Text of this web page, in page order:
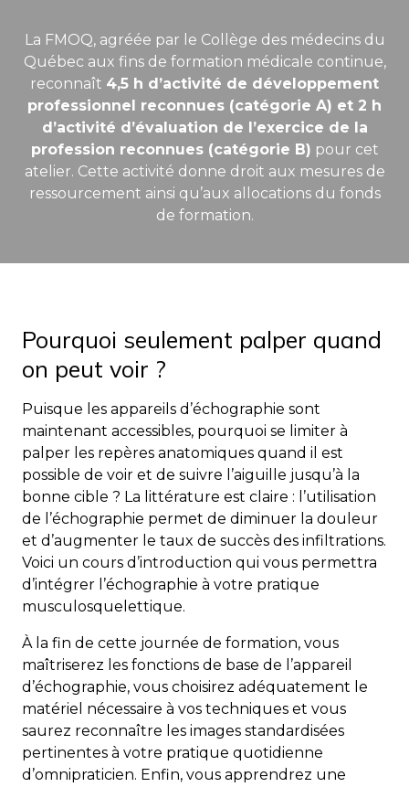
La FMOQ, agréée par le Collège des médecins du
Québec aux fins de formation médicale continue,
reconnaît 4,5 h d’activité de développement
professionnel reconnues (catégorie A) et 2 h
d’activité d’évaluation de l’exercice de la
profession reconnues (catégorie B) pour cet
atelier. Cette activité donne droit aux mesures de
ressourcement ainsi qu’aux allocations du fonds
de formation.
Pourquoi seulement palper quand
on peut voir ?
Puisque les appareils d’échographie sont
maintenant accessibles, pourquoi se limiter à
palper les repères anatomiques quand il est
possible de voir et de suivre l’aiguille jusqu’à la
bonne cible ? La littérature est claire : l’utilisation
de l’échographie permet de diminuer la douleur
et d’augmenter le taux de succès des infiltrations.
Voici un cours d’introduction qui vous permettra
d’intégrer l’échographie à votre pratique
musculosquelettique.
À la fin de cette journée de formation, vous
maîtriserez les fonctions de base de l’appareil
d’échographie, vous choisirez adéquatement le
matériel nécessaire à vos techniques et vous
saurez reconnaître les images standardisées
pertinentes à votre pratique quotidienne
d’omnipraticien. Enfin, vous apprendrez une